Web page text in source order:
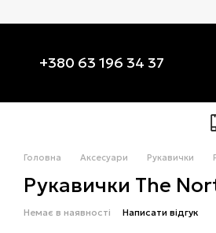
+380 63 196 34 37
Головна Аксесуари Рукавички
Рукавички The
Немає в наявності Написати відгук